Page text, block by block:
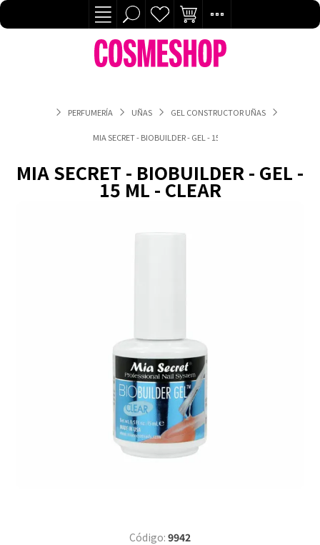
PERFUMERÍA UÑAS GEL CONSTRUCTOR UÑAS
MIA SECRET - BIOBUILDER - GEL - 15 ML - CLEAR
MIA SECRET - BIOBUILDER - GEL -
15 ML - CLEAR
Código: 9942